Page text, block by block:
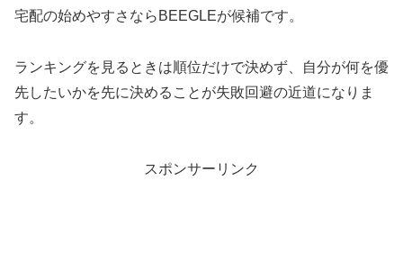
宅配の始めやすさならBEEGLEが候補です。
ランキングを見るときは順位だけで決めず、自分が何を優
先したいかを先に決めることが失敗回避の近道になりま
す。
スポンサーリンク